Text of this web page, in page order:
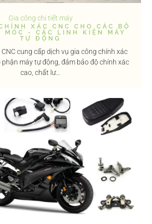
Gia công chi tiết máy
XÁC CNC CHO CÁC BỘ
MÓC - CÁC LINH KIỆN MÁY
TỰ ĐỘNG
cung cấp dịch vụ gia công chính xác
phận máy tự động, đảm bảo độ chính xác
cao, chất lư...